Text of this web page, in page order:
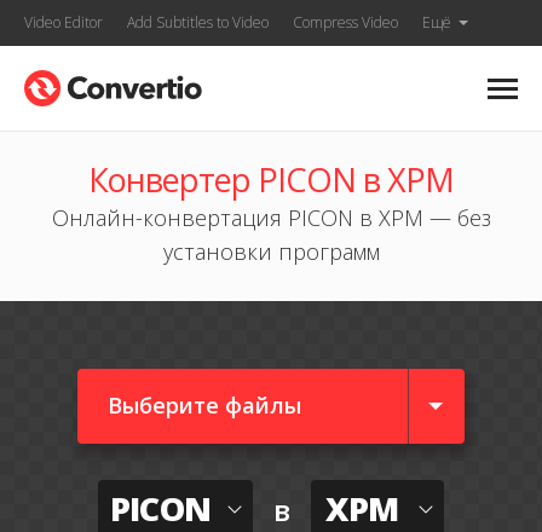
Video Editor Add Subtitles to Video Compress Video Ещё
Конвертер PICON в XPM
Онлайн-конвертация PICON в XPM — без
установки программ
Выберите файлы
PICON в XPM